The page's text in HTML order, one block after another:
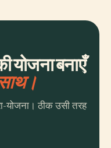
योजना बनाएँ
योजना। ठीक उसी तरह